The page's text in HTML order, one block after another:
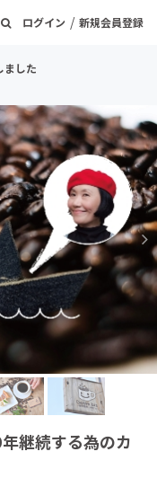
ログイン / 新規会員登録
ました
継続する為のカ